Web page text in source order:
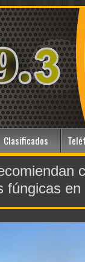
Clasificados
fúngicas